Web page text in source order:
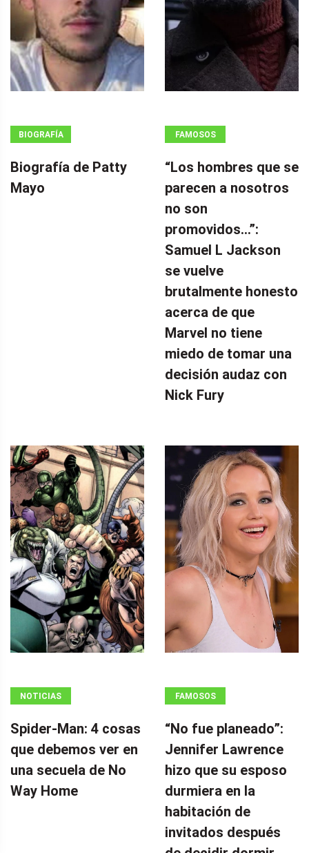
BIOGRAFÍA
Biografía de Patty
Mayo
FAMOSOS
“Los hombres que se
parecen a nosotros
no son
promovidos…”:
Samuel L Jackson
se vuelve
brutalmente honesto
acerca de que
Marvel no tiene
miedo de tomar una
decisión audaz con
Nick Fury
NOTICIAS
Spider-Man: 4 cosas
que debemos ver en
una secuela de No
Way Home
FAMOSOS
“No fue planeado”: ​​
Jennifer Lawrence
hizo que su esposo
durmiera en la
habitación de
invitados después